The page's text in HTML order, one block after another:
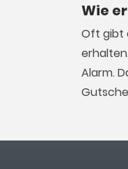
Wie
Oft gibt
Alarm.